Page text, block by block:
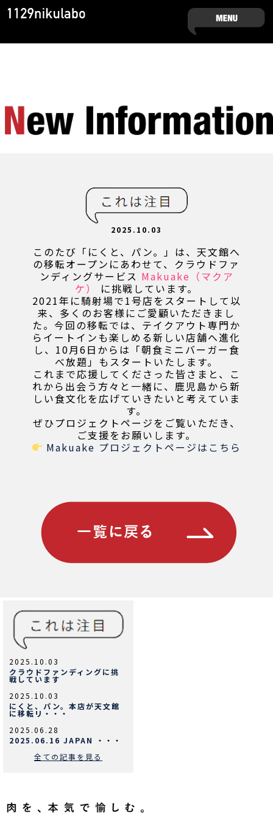
2025.10.03
クラウドファンディングに挑
戦しています
2025.10.03
にくと、パン。本店が天文館
に移転リ・・・
2025.06.28
2025.06.16 JAPAN ・・・
全ての記事を見る
2025.10.03
このたび「にくと、パン。」は、天文館へ
の移転オープンにあわせて、クラウドファ
ンディングサービス Makuake（マクア
ケ）
に挑戦しています。
2021年に騎射場で1号店をスタートして以
来、多くのお客様にご愛顧いただきまし
た。今回の移転では、テイクアウト専門か
らイートインも楽しめる新しい店舗へ進化
し、10月6日からは「朝食ミニバーガー食
べ放題」もスタートいたします。
これまで応援してくださった皆さまと、こ
れから出会う方々と一緒に、鹿児島から新
しい食文化を広げていきたいと考えていま
す。
ぜひプロジェクトページをご覧いただき、
ご支援をお願いします。
Makuake プロジェクトページはこちら